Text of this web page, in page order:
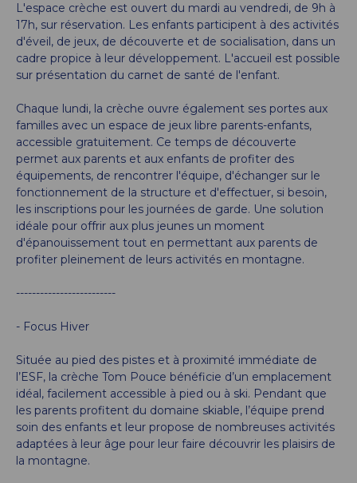
L'espace crèche est ouvert du mardi au vendredi, de 9h à
17h, sur réservation. Les enfants participent à des activités
d'éveil, de jeux, de découverte et de socialisation, dans un
cadre propice à leur développement. L'accueil est possible
sur présentation du carnet de santé de l'enfant.
Chaque lundi, la crèche ouvre également ses portes aux
familles avec un espace de jeux libre parents-enfants,
accessible gratuitement. Ce temps de découverte
permet aux parents et aux enfants de profiter des
équipements, de rencontrer l'équipe, d'échanger sur le
fonctionnement de la structure et d'effectuer, si besoin,
les inscriptions pour les journées de garde. Une solution
idéale pour offrir aux plus jeunes un moment
d'épanouissement tout en permettant aux parents de
profiter pleinement de leurs activités en montagne.
-------------------------
- Focus Hiver
Située au pied des pistes et à proximité immédiate de
l’ESF, la crèche Tom Pouce bénéficie d’un emplacement
idéal, facilement accessible à pied ou à ski. Pendant que
les parents profitent du domaine skiable, l’équipe prend
soin des enfants et leur propose de nombreuses activités
adaptées à leur âge pour leur faire découvrir les plaisirs de
la montagne.